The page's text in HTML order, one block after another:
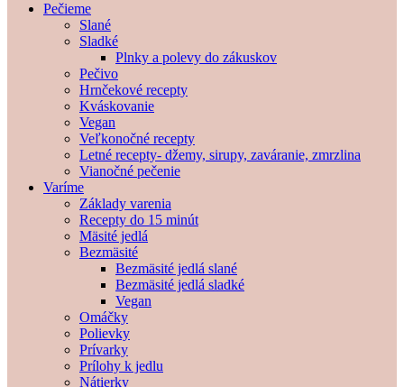
Pečieme
Slané
Sladké
Plnky a polevy do zákuskov
Pečivo
Hrnčekové recepty
Kváskovanie
Vegan
Veľkonočné recepty
Letné recepty- džemy, sirupy, zaváranie, zmrzlina
Vianočné pečenie
Varíme
Základy varenia
Recepty do 15 minút
Mäsité jedlá
Bezmäsité
Bezmäsité jedlá slané
Bezmäsité jedlá sladké
Vegan
Omáčky
Polievky
Prívarky
Prílohy k jedlu
Nátierky